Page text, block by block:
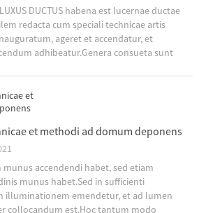
DUCTUS habena est lucernae ductae
redacta cum speciali technicae artis
ageret et accendatur, et
adhibeatur.Genera consueta sunt
et methodi ad domum deponens
accendendi habet, sed etiam
munus habet.Sed in sufficienti
illuminationem emendetur, et ad lumen
collocandum est.Hoc tantum modo